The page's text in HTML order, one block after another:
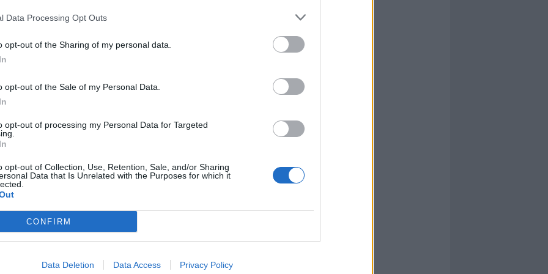
Data Processing Opt Outs
opt-out of the Sharing of my personal data.
opt-out of the Sale of my Personal Data.
opt-out of processing my Personal Data for Targeted
opt-out of Collection, Use, Retention, Sale, and/or Sharing
Data that Is Unrelated with the Purposes for which it
CONFIRM
Data Deletion Data Access Privacy Policy
alla S.I.R.N. 2023 hanno mostrato
è fattibile e migliora l'equilibrio statico
spiega il Prof. Franceschini. “I pazienti
realtà virtuale non immersiva hanno
un maggior miglioramento della loro
l’equilibrio (valutata con il
Evaluation Systems Test) e della
del cammino rispetto al gruppo di
ragionevolmente valida per
posturale nelle persone con
che fa ben sperare in un
dei percorsi di neuroribialitazione”